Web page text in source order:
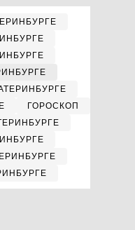
ГОРОСКОП